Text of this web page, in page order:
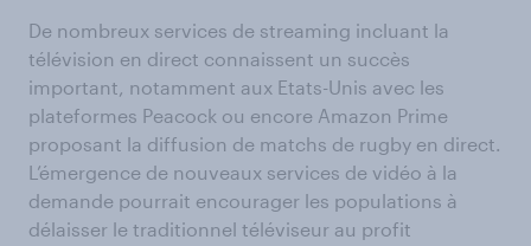
De nombreux services de streaming incluant la
télévision en direct connaissent un succès
important, notamment aux Etats-Unis avec les
plateformes Peacock ou encore Amazon Prime
proposant la diffusion de matchs de rugby en direct.
L’émergence de nouveaux services de vidéo à la
demande pourrait encourager les populations à
délaisser le traditionnel téléviseur au profit